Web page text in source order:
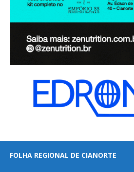
FOLHA REGIONAL DE CIANORTE